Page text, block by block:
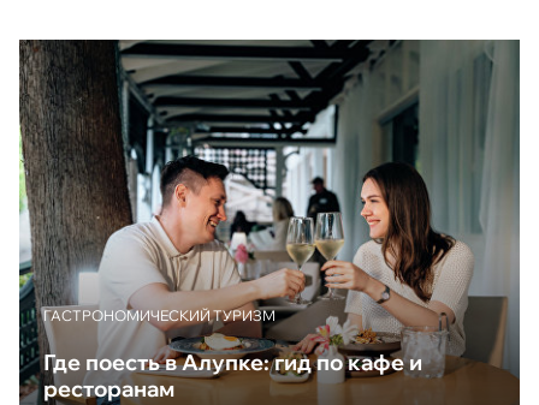
ГАСТРОНОМИЧЕСКИЙ ТУРИЗМ
Где поесть в Алупке: гид по кафе и
ресторанам